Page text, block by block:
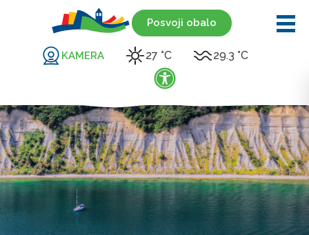
Posvoji obalo
KAMERA 27 °C 29.3 °C